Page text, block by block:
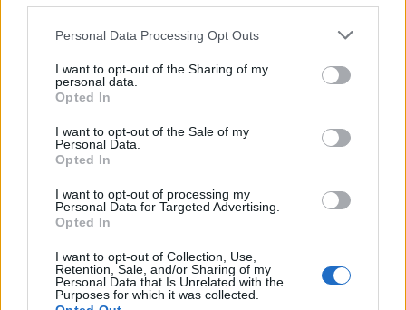
Personal Data Processing Opt Outs
I want to opt-out of the Sharing of my
personal data.
Opted In
I want to opt-out of the Sale of my
Personal Data.
Opted In
I want to opt-out of processing my
Personal Data for Targeted Advertising.
Opted In
I want to opt-out of Collection, Use,
Retention, Sale, and/or Sharing of my
Personal Data that Is Unrelated with the
Purposes for which it was collected.
di quelle telecamereperché la zona a ridosso
interno dell’area è presidiata daiterroristi di
Hezbollahe non sussistevano garanzie sufficienti
riprese dalla torretta.
Hackeraredelle telecamere è relativamente
dell’UNIFILavrebbero potuto dare, e sicuramente
l’hanno dato altrimenti non ci sarebbe stata la